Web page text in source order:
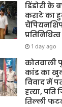
डिंडोरी के
कराटे का
प्रतिनिधित्व
1 day ago
कोतवाली
कांड का
विवाद में
हत्या, पति
तिल्ली